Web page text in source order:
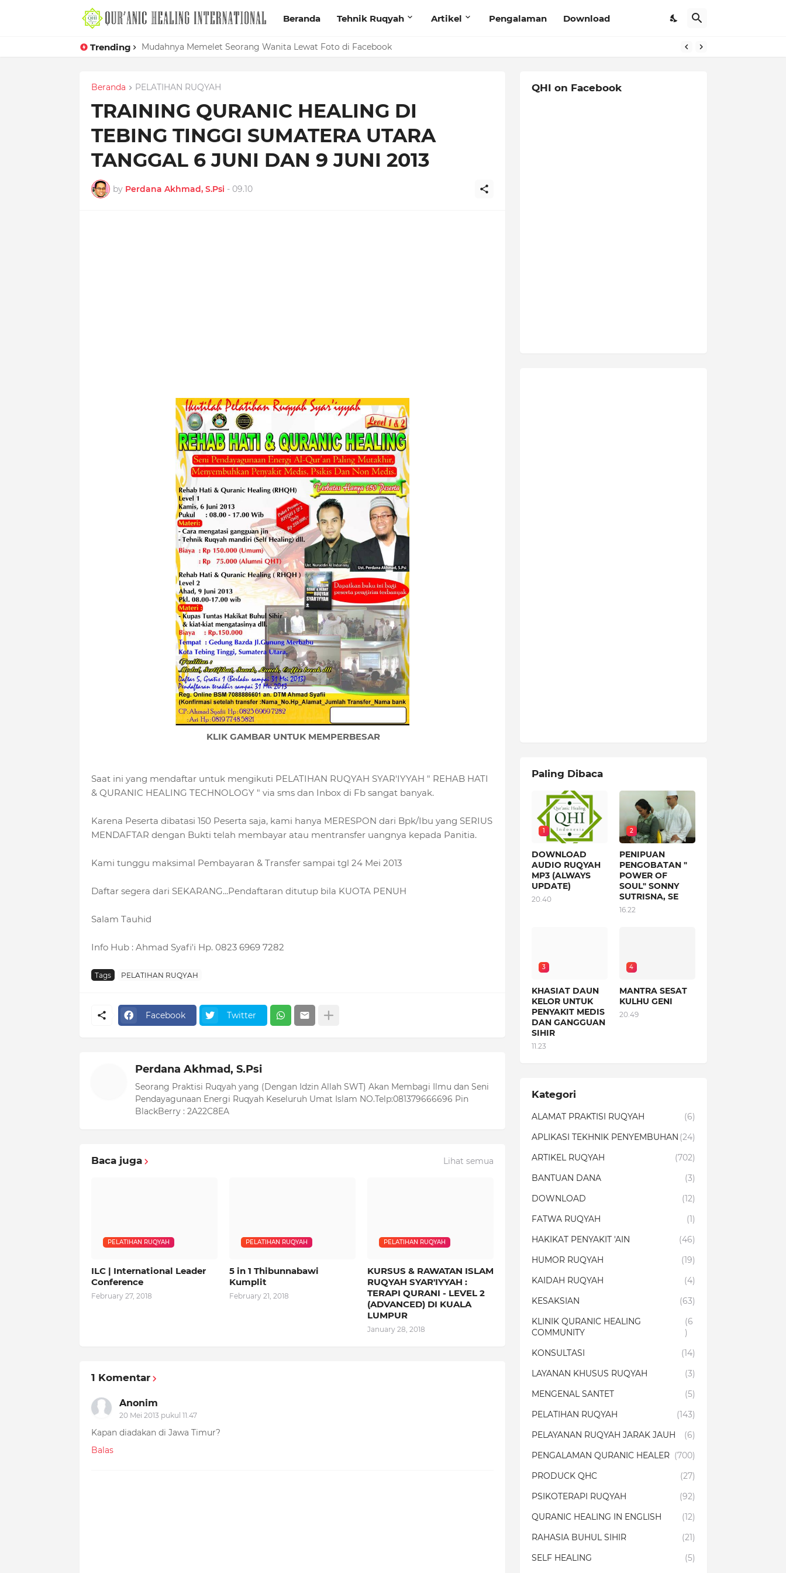
Beranda Tehnik Ruqyah Artikel Pengalaman Download
Trending Mudahnya Memelet Seorang Wanita Lewat Foto di Facebook
Beranda PELATIHAN RUQYAH
TRAINING QURANIC HEALING DI
TEBING TINGGI SUMATERA UTARA
TANGGAL 6 JUNI DAN 9 JUNI 2013
by Perdana Akhmad, S.Psi - 09.10
KLIK GAMBAR UNTUK MEMPERBESAR
Saat ini yang mendaftar untuk mengikuti PELATIHAN RUQYAH SYAR'IYYAH " REHAB HATI
& QURANIC HEALING TECHNOLOGY " via sms dan Inbox di Fb sangat banyak.
Karena Peserta dibatasi 150 Peserta saja, kami hanya MERESPON dari Bpk/Ibu yang SERIUS
MENDAFTAR dengan Bukti telah membayar atau mentransfer uangnya kepada Panitia.
Kami tunggu maksimal Pembayaran & Transfer sampai tgl 24 Mei 2013
Daftar segera dari SEKARANG...Pendaftaran ditutup bila KUOTA PENUH
Salam Tauhid
Info Hub : Ahmad Syafi'i Hp. 0823 6969 7282
Tags PELATIHAN RUQYAH
Facebook Twitter
Perdana Akhmad, S.Psi
Seorang Praktisi Ruqyah yang (Dengan Idzin Allah SWT) Akan Membagi Ilmu dan Seni
Pendayagunaan Energi Ruqyah Keseluruh Umat Islam NO.Telp:081379666696 Pin
BlackBerry : 2A22C8EA
Baca juga Lihat semua
PELATIHAN RUQYAH
ILC | International Leader
Conference
February 27, 2018
PELATIHAN RUQYAH
5 in 1 Thibunnabawi
Kumplit
February 21, 2018
PELATIHAN RUQYAH
KURSUS & RAWATAN ISLAM
RUQYAH SYAR'IYYAH :
TERAPI QURANI - LEVEL 2
(ADVANCED) DI KUALA
LUMPUR
January 28, 2018
1 Komentar
Anonim
20 Mei 2013 pukul 11.47
Kapan diadakan di Jawa Timur?
Balas
QHI on Facebook
Paling Dibaca
1
DOWNLOAD
AUDIO RUQYAH
MP3 (ALWAYS
UPDATE)
20.40
2
PENIPUAN
PENGOBATAN "
POWER OF
SOUL" SONNY
SUTRISNA, SE
16.22
3
KHASIAT DAUN
KELOR UNTUK
PENYAKIT MEDIS
DAN GANGGUAN
SIHIR
11.23
4
MANTRA SESAT
KULHU GENI
20.49
Kategori
ALAMAT PRAKTISI RUQYAH
(6)
APLIKASI TEKHNIK PENYEMBUHAN (24)
ARTIKEL RUQYAH
(702)
BANTUAN DANA
(3)
DOWNLOAD
(12)
FATWA RUQYAH
(1)
HAKIKAT PENYAKIT 'AIN
(46)
HUMOR RUQYAH
(19)
KAIDAH RUQYAH
(4)
KESAKSIAN
(63)
KLINIK QURANIC HEALING
COMMUNITY
(6
)
KONSULTASI
(14)
LAYANAN KHUSUS RUQYAH
(3)
MENGENAL SANTET
(5)
PELATIHAN RUQYAH
(143)
PELAYANAN RUQYAH JARAK JAUH
(6)
PENGALAMAN QURANIC HEALER (700)
PRODUCK QHC
(27)
PSIKOTERAPI RUQYAH
(92)
QURANIC HEALING IN ENGLISH
(12)
RAHASIA BUHUL SIHIR
(21)
SELF HEALING
(5)